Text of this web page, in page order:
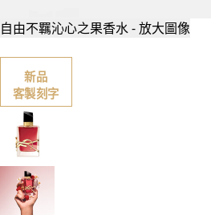
自由不羈沁心之果香水 - 放大圖像
新品
客製刻字